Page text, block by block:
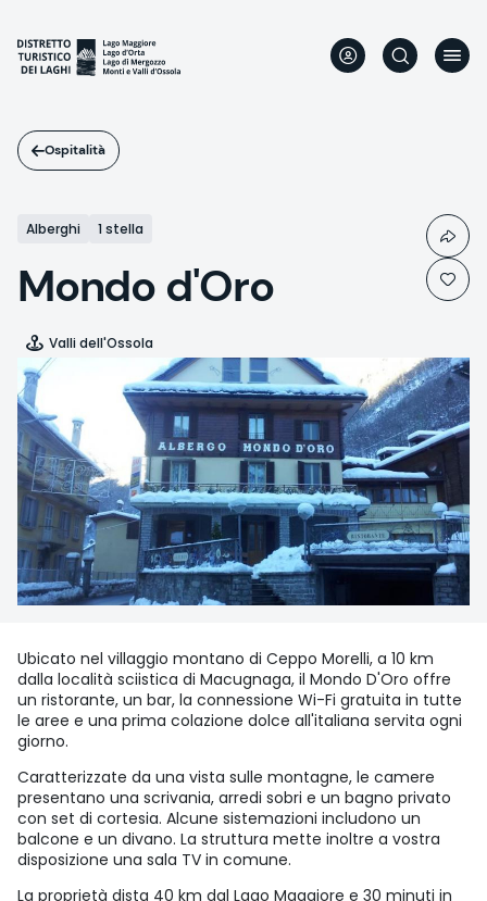
contenuto
principale
Ospitalità
Alberghi 1 stella
Mondo d'Oro
Valli dell'Ossola
Ubicato nel villaggio montano di Ceppo Morelli, a 10 km
dalla località sciistica di Macugnaga, il Mondo D'Oro offre
un ristorante, un bar, la connessione Wi-Fi gratuita in tutte
le aree e una prima colazione dolce all'italiana servita ogni
giorno.
Caratterizzate da una vista sulle montagne, le camere
presentano una scrivania, arredi sobri e un bagno privato
con set di cortesia. Alcune sistemazioni includono un
balcone e un divano. La struttura mette inoltre a vostra
disposizione una sala TV in comune.
La proprietà dista 40 km dal Lago Maggiore e 30 minuti in